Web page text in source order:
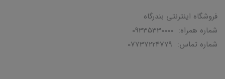
فروشگاه اینترنتی بندرگاه
شماره همراه: 09335330000
شماره تماس: 07737224779